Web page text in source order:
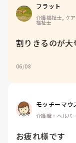
フラット
介護福祉士, ケ
福祉士
割りきるのが大
06/08
モッチーマウ
介護職・ヘルパ
お疲れ様です